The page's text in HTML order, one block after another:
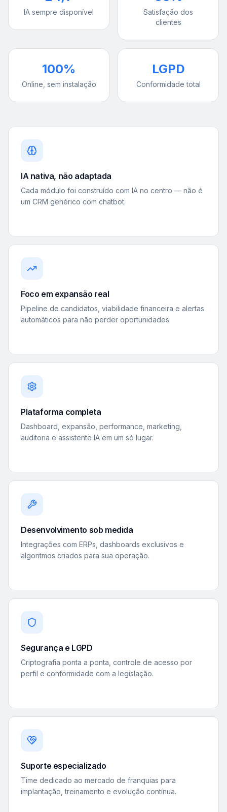
IA sempre disponível
Satisfação dos
clientes
100%
Online, sem instalação
LGPD
Conformidade total
IA nativa, não adaptada
Cada módulo foi construído com IA no centro — não é
um CRM genérico com chatbot.
Foco em expansão real
Pipeline de candidatos, viabilidade financeira e alertas
automáticos para não perder oportunidades.
Plataforma completa
Dashboard, expansão, performance, marketing,
auditoria e assistente IA em um só lugar.
Desenvolvimento sob medida
Integrações com ERPs, dashboards exclusivos e
algoritmos criados para sua operação.
Segurança e LGPD
Criptografia ponta a ponta, controle de acesso por
perfil e conformidade com a legislação.
Suporte especializado
Time dedicado ao mercado de franquias para
implantação, treinamento e evolução contínua.